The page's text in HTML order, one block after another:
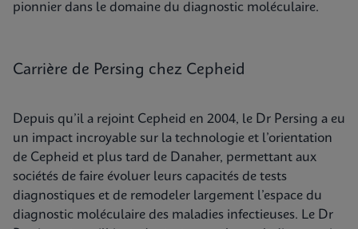
pionnier dans le domaine du diagnostic moléculaire.
Carrière de Persing chez Cepheid
Depuis qu’il a rejoint Cepheid en 2004, le Dr Persing a eu
un impact incroyable sur la technologie et l’orientation
de Cepheid et plus tard de Danaher, permettant aux
sociétés de faire évoluer leurs capacités de tests
diagnostiques et de remodeler largement l’espace du
diagnostic moléculaire des maladies infectieuses. Le Dr